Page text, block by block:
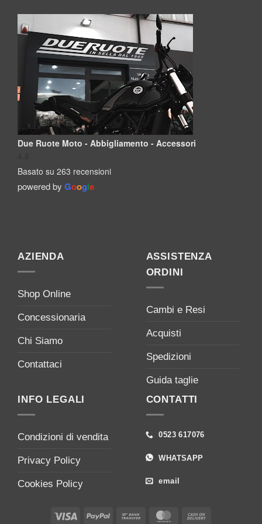
Due Ruote Moto - Abbigliamento - Accessori
Basato su 263 recensioni
powered by Google
AZIENDA
Shop Online
Concessionaria
Chi Siamo
Contattaci
ASSISTENZA
ORDINI
Cambi e Resi
Acquisti
Spedizioni
Guida taglie
INFO LEGALI
Condizioni di vendita
Privacy Policy
Cookies Policy
CONTATTI
0523 617076
WHATSAPP
email
Visa PayPal Bank MasterCard